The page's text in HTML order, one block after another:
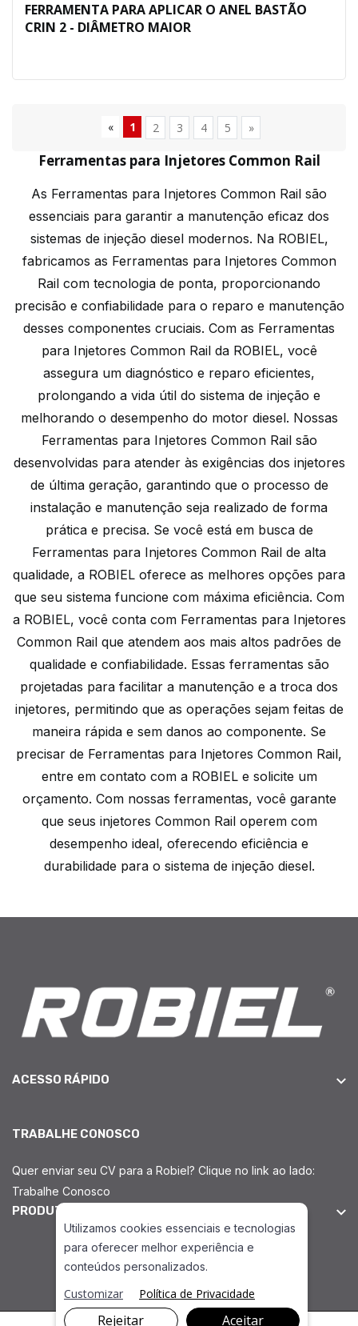
FERRAMENTA PARA APLICAR O ANEL BASTÃO
CRIN 2 - DIÂMETRO MAIOR
« 1 2 3 4 5 »
Ferramentas para Injetores Common Rail
As Ferramentas para Injetores Common Rail são
essenciais para garantir a manutenção eficaz dos
sistemas de injeção diesel modernos. Na ROBIEL,
fabricamos as Ferramentas para Injetores Common
Rail com tecnologia de ponta, proporcionando
precisão e confiabilidade para o reparo e manutenção
desses componentes cruciais. Com as Ferramentas
para Injetores Common Rail da ROBIEL, você
assegura um diagnóstico e reparo eficientes,
prolongando a vida útil do sistema de injeção e
melhorando o desempenho do motor diesel. Nossas
Ferramentas para Injetores Common Rail são
desenvolvidas para atender às exigências dos injetores
de última geração, garantindo que o processo de
instalação e manutenção seja realizado de forma
prática e precisa. Se você está em busca de
Ferramentas para Injetores Common Rail de alta
qualidade, a ROBIEL oferece as melhores opções para
que seu sistema funcione com máxima eficiência. Com
a ROBIEL, você conta com Ferramentas para Injetores
Common Rail que atendem aos mais altos padrões de
qualidade e confiabilidade. Essas ferramentas são
projetadas para facilitar a manutenção e a troca dos
injetores, permitindo que as operações sejam feitas de
maneira rápida e sem danos ao componente. Se
precisar de Ferramentas para Injetores Common Rail,
entre em contato com a ROBIEL e solicite um
orçamento. Com nossas ferramentas, você garante
que seus injetores Common Rail operem com
desempenho ideal, oferecendo eficiência e
durabilidade para o sistema de injeção diesel.
ACESSO RÁPIDO
TRABALHE CONOSCO
Quer enviar seu CV para a Robiel? Clique no link ao lado:
Trabalhe Conosco
PRODUTOS INJEÇÃO DIESEL
Ferramentas para Injetores Common Rail
Utilizamos cookies essenciais e tecnologias
para oferecer melhor experiência e
conteúdos personalizados.
Customizar Política de Privacidade
Rejeitar Aceitar